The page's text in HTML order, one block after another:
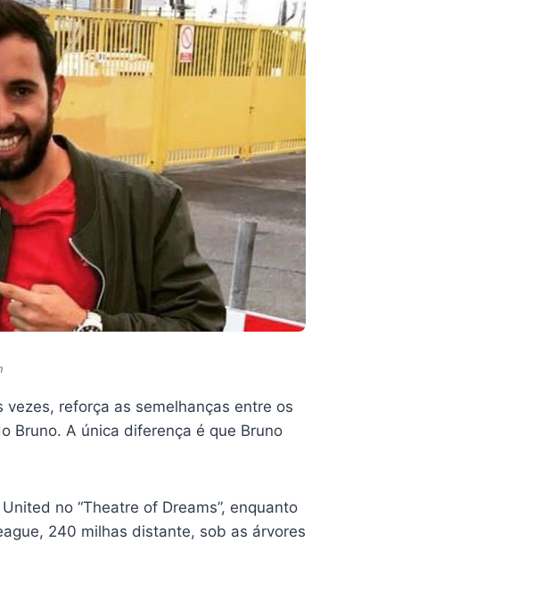
reforça as semelhanças entre os
Bruno. A única diferença é que Bruno
no “Theatre of Dreams”, enquanto
240 milhas distante, sob as árvores